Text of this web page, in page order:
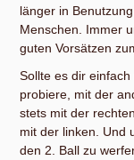
länger in
Menschen. Immer
guten Vorsätzen
Sollte es dir
probiere, mit der
stets mit der
mit der linken. Und
den 2. Ball zu